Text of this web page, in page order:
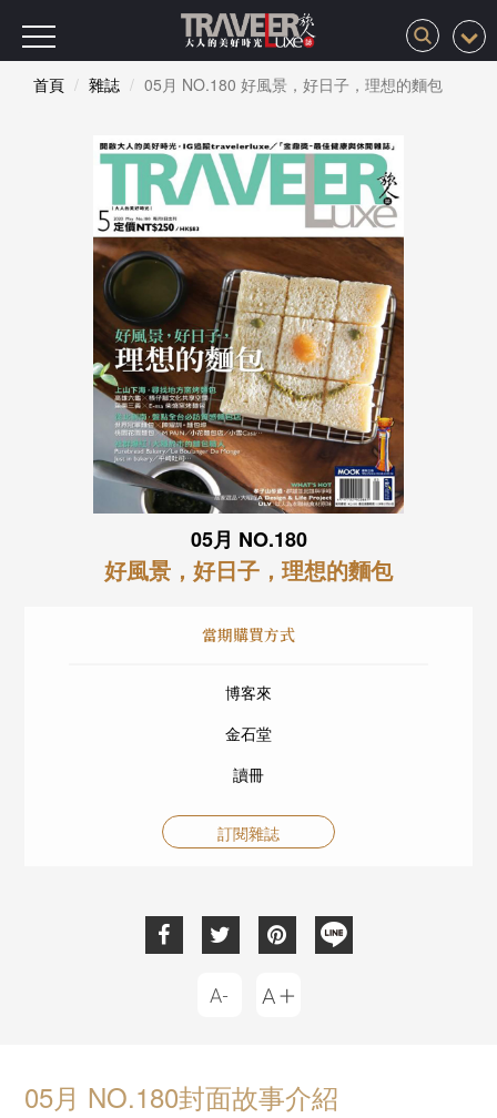
首頁 雜誌 05月 NO.180 好風景，好日子，理想的麵包
05月 NO.180
好風景，好日子，理想的麵包
當期購買方式
博客來
金石堂
讀冊
訂閱雜誌
05月 NO.180封面故事介紹